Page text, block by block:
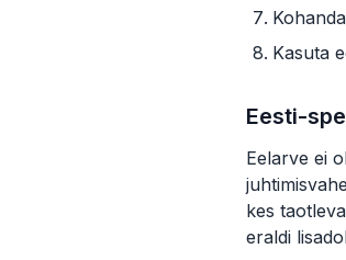
Kasuta
Eesti-
Eelarve ei
kes
eraldi